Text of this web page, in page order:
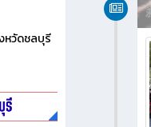
หวัดชลบุรี